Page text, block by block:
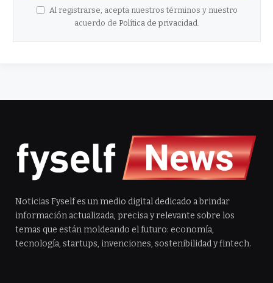
Al registrarse, acepta nuestros términos y nuestro
acuerdo de Política de privacidad
Noticias Fyself es un medio digital dedicado a brindar
información actualizada, precisa y relevante sobre los
temas que están moldeando el futuro: economía,
tecnología, startups, invenciones, sostenibilidad y fintech.